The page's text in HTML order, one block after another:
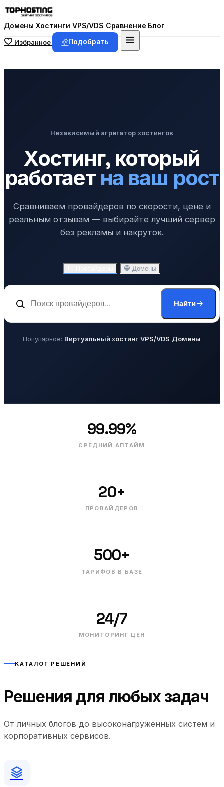
ДоменыХостинги VPS/VDS Сравнение Блог
Избранное Подобрать
Независимый агрегатор хостингов
Хостинг, который
работает на ваш рост
Сравниваем провайдеров по скорости, цене и
реальным отзывам — выбирайте лучший сервер
без рекламы и накруток.
Домены
Найти
Популярное: Виртуальный хостинг VPS/VDS Домены
99.99%
СРЕДНИЙ АПТАЙМ
20+
ПРОВАЙДЕРОВ
500+
ТАРИФОВ В БАЗЕ
24/7
МОНИТОРИНГ ЦЕН
КАТАЛОГ РЕШЕНИЙ
Решения для любых задач
От личных блогов до высоконагруженных систем и
корпоративных сервисов.